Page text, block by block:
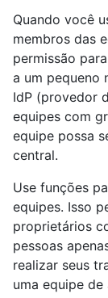
Quando você
membros das
permissão
a um pequeno
IdP (provedor
equipes com
equipe possa
central.
Use funções
equipes. Isso
proprietários
pessoas
realizar seus
uma equipe